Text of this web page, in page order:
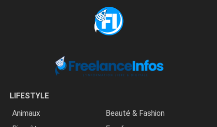
LIFESTYLE
Animaux
Beauté & Fashion